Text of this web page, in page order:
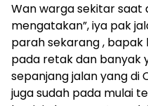
Wan warga sekitar
mengatakan”, iya pak
parah sekarang , bapak
pada retak dan banyak
sepanjang jalan yang di
juga sudah pada mulai